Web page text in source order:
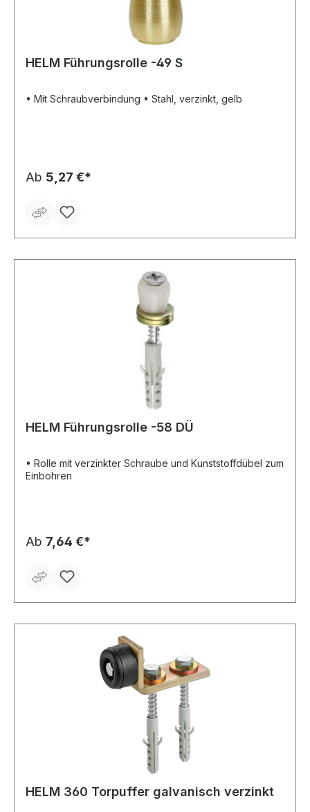
HELM Führungsrolle -49 S
• Mit Schraubverbindung • Stahl, verzinkt, gelb
Ab 5,27 €*
HELM Führungsrolle -58 DÜ
• Rolle mit verzinkter Schraube und Kunststoffdübel zum
Einbohren
Ab 7,64 €*
HELM 360 Torpuffer galvanisch verzinkt